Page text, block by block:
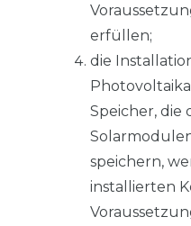
erfüllen;
die
Speicher, die
speichern,
installierten